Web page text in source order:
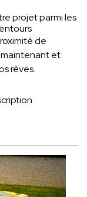
projet parmi les
de
et
rêves.